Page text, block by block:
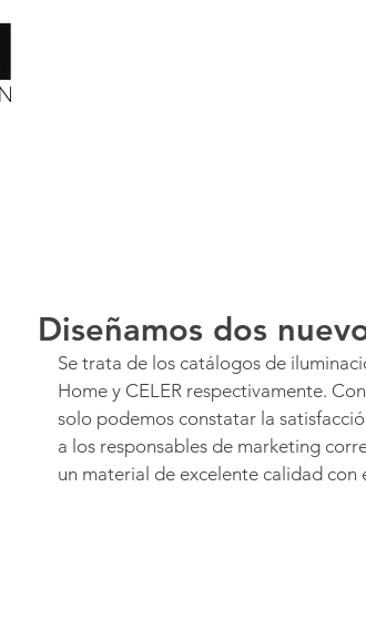
Diseñamos dos
Se trata de los catálogos de
Home y CELER respectivamente.
solo podemos constatar la
a los responsables de marketing
un material de excelente calidad